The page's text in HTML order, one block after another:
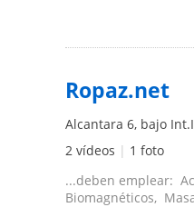
Ropaz.net
Alcantara 6, bajo
2 vídeos | 1 foto
...deben emplear:
Biomagnéticos,